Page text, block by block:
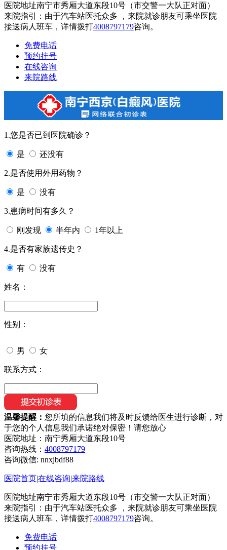
医院地址南宁市秀厢大道东段10号（市交警一大队正对面）
来院指引：由于汽车站医托众多 ，来院就诊朋友可乘坐医院
接送病人班车，详情拨打4008797179咨询。
免费电话
预约挂号
在线咨询
来院路线
1.您是否已到医院确诊？
是 还没有
2.是否使用外用药物？
是 没有
3.患病时间有多久？
刚发现 半年内 1年以上
4.是否有家族遗传史？
有 没有
姓名：
性别：
男 女
联系方式：
温馨提醒： 您所填的信息我们将及时反馈给医生进行诊断，对
于您的个人信息我们承诺绝对保密！请您放心
医院地址：南宁秀厢大道东段10号
咨询热线： 4008797179
咨询微信: nnxjbdf88
医院首页|在线咨询|来院路线
医院地址南宁市秀厢大道东段10号（市交警一大队正对面）
来院指引：由于汽车站医托众多 ，来院就诊朋友可乘坐医院
接送病人班车，详情拨打4008797179咨询。
免费电话
预约挂号